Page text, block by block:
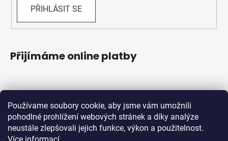
Používame soubory cookie, aby jsme vám umožnili
pohodlné prohlížení webových stránek a díky analýze
neustále zlepšovali jejich funkce, výkon a použitelnost.
PŘIHLÁSIT SE
Přijímáme online platby